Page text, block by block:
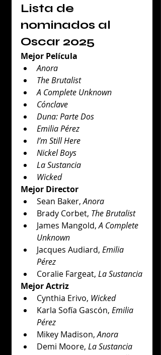
Lista de
nominados al
Oscar 2025
Mejor Película
Anora
The Brutalist
A Complete Unknown
Cónclave
Duna: Parte Dos
Emilia Pérez
I’m Still Here
Nickel Boys
La Sustancia
Wicked
Mejor Director
Sean Baker, Anora
Brady Corbet, The Brutalist
James Mangold, A Complete
Unknown
Jacques Audiard, Emilia
Pérez
Coralie Fargeat, La Sustancia
Mejor Actriz
Cynthia Erivo, Wicked
Karla Sofía Gascón, Emilia
Pérez
Mikey Madison, Anora
Demi Moore, La Sustancia